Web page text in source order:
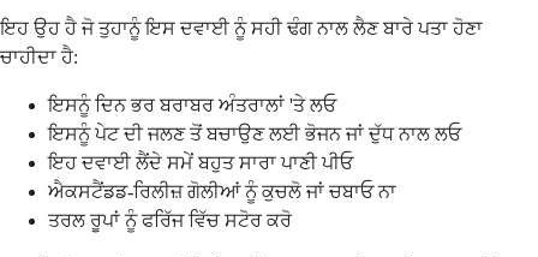
ਇਹ ਉਹ ਹੈ ਜੋ ਤੁਹਾਨੂੰ ਇਸ ਦਵਾਈ ਨੂੰ ਸਹੀ ਢੰਗ ਨਾਲ ਲੈਣ ਬਾਰੇ ਪਤਾ ਹੋਣਾ
ਚਾਹੀਦਾ ਹੈ:
ਇਸਨੂੰ ਦਿਨ ਭਰ ਬਰਾਬਰ ਅੰਤਰਾਲਾਂ 'ਤੇ ਲਓ
ਇਸਨੂੰ ਪੇਟ ਦੀ ਜਲਣ ਤੋਂ ਬਚਾਉਣ ਲਈ ਭੋਜਨ ਜਾਂ ਦੁੱਧ ਨਾਲ ਲਓ
ਇਹ ਦਵਾਈ ਲੈਂਦੇ ਸਮੇਂ ਬਹੁਤ ਸਾਰਾ ਪਾਣੀ ਪੀਓ
ਐਕਸਟੈਂਡਡ-ਰਿਲੀਜ਼ ਗੋਲੀਆਂ ਨੂੰ ਕੁਚਲੋ ਜਾਂ ਚਬਾਓ ਨਾ
ਤਰਲ ਰੂਪਾਂ ਨੂੰ ਫਰਿੱਜ ਵਿੱਚ ਸਟੋਰ ਕਰੋ